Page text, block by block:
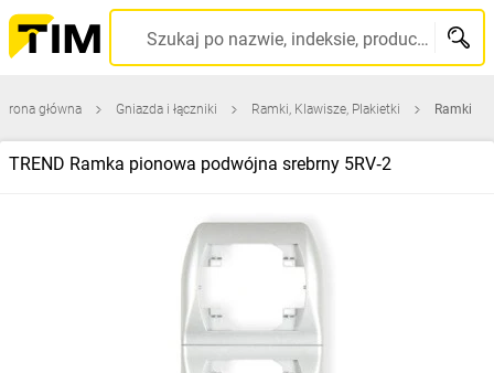
Szukaj po nazwie, indeksie, producencie, kodzie kreskowym...
główna Gniazda i łączniki Ramki, Klawisze, Plakietki Ramki
TREND Ramka pionowa podwójna srebrny 5RV‑2